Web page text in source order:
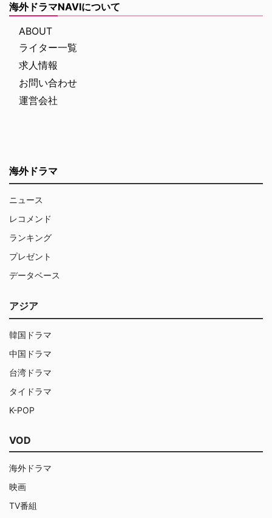
海外ドラマNAVIについて
ABOUT
ライター一覧
求人情報
お問い合わせ
運営会社
海外ドラマ
ニュース
レコメンド
ランキング
プレゼント
データベース
アジア
韓国ドラマ
中国ドラマ
台湾ドラマ
タイドラマ
K-POP
VOD
海外ドラマ
映画
TV番組